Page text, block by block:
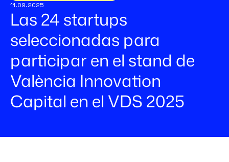
11.09.2025
Las 24 startups
seleccionadas para
participar en el stand de
València Innovation
Capital en el VDS 2025